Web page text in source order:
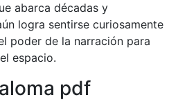
abarca décadas y
logra sentirse curiosamente
poder de la narración para
espacio.
pdf